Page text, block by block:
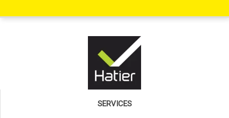
SERVICES